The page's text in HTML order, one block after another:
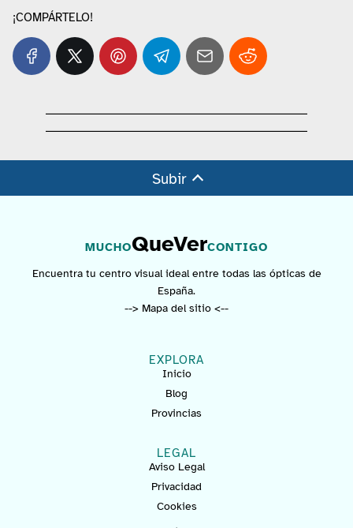
¡COMPÁRTELO!
Subir
MUCHOQueVerCONTIGO
Encuentra tu centro visual ideal entre todas las ópticas de
España.
--> Mapa del sitio <--
EXPLORA
Inicio
Blog
Provincias
LEGAL
Aviso Legal
Privacidad
Cookies